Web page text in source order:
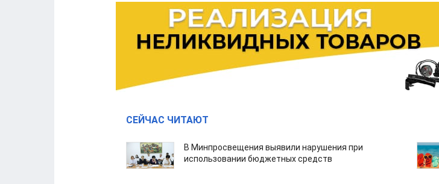
СЕЙЧАС ЧИТАЮТ
В Минпросвещения выявили нарушения при
использовании бюджетных средств